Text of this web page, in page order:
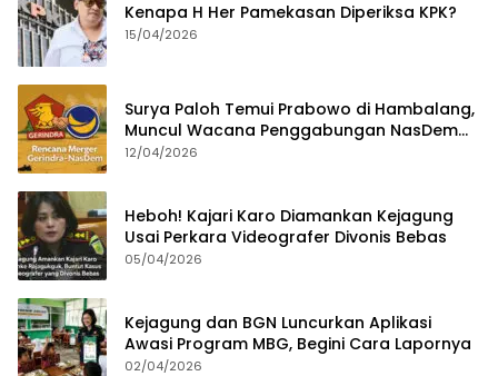
Kenapa H Her Pamekasan Diperiksa KPK?
15/04/2026
Surya Paloh Temui Prabowo di Hambalang,
Muncul Wacana Penggabungan NasDem
dan Gerindra
12/04/2026
Heboh! Kajari Karo Diamankan Kejagung
Usai Perkara Videografer Divonis Bebas
05/04/2026
Kejagung dan BGN Luncurkan Aplikasi
Awasi Program MBG, Begini Cara Lapornya
02/04/2026